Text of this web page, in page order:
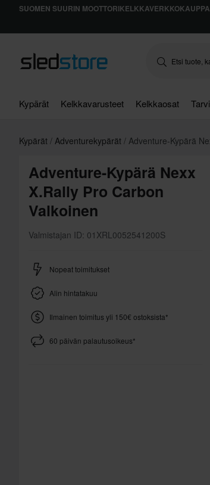
SUOMEN SUURIN MOOTTORIKELKKAVERKKOKAUPPA
Kypärät Kelkkavarusteet Kelkkaosat
Kypärät Adventurekypärät Adventure-Kypärä
Adventure-Kypärä Nexx
X.Rally Pro Carbon
Valkoinen
Valmistajan ID: 01XRL0052541200S
Nopeat toimitukset
Alin hintatakuu
Ilmainen toimitus yli 150€ ostoksista*
60 päivän palautusoikeus*